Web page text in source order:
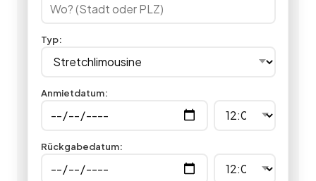
deutschlandweit.
Typ:
Anmietdatum:
Rückgabedatum: